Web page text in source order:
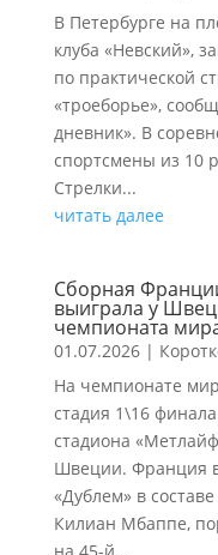
В Петербурге на
клуба «Невский»,
по практической
«троеборье»,
дневник». В
спортсмены из 10
Стрелки...
читать далее
Сборная
выиграла у
чемпионата
01.07.2026|
На чемпионате
стадия 1\16
стадиона
Швеции. Франция
«Дублем» в
Килиан Мбаппе,